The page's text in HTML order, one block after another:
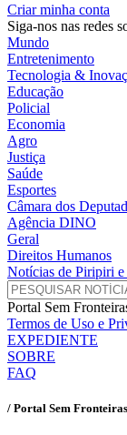
Criar minha conta
Siga-nos nas redes
Mundo
Entretenimento
Tecnologia &
Educação
Policial
Economia
Agro
Justiça
Saúde
Esportes
Câmara dos
Agência DINO
Geral
Direitos Humanos
Notícias de Piripiri e
Portal Sem
Termos de Uso e
EXPEDIENTE
SOBRE
FAQ
/ Portal Sem Fronteiras